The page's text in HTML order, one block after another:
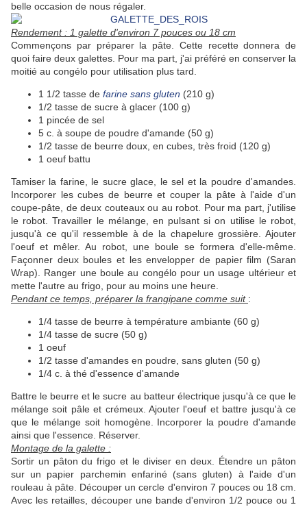
belle occasion de nous régaler.
Rendement : 1 galette d'environ 7 pouces ou 18 cm
Commençons par préparer la pâte. Cette recette donnera de
quoi faire deux galettes. Pour ma part, j'ai préféré en conserver la
moitié au congélo pour utilisation plus tard.
1 1/2 tasse de farine sans gluten (210 g)
1/2 tasse de sucre à glacer (100 g)
1 pincée de sel
5 c. à soupe de poudre d'amande (50 g)
1/2 tasse de beurre doux, en cubes, très froid (120 g)
1 oeuf battu
Tamiser la farine, le sucre glace, le sel et la poudre d'amandes.
Incorporer les cubes de beurre et couper la pâte à l'aide d'un
coupe-pâte, de deux couteaux ou au robot. Pour ma part, j'utilise
le robot. Travailler le mélange, en pulsant si on utilise le robot,
jusqu'à ce qu'il ressemble à de la chapelure grossière. Ajouter
l'oeuf et mêler. Au robot, une boule se formera d'elle-même.
Façonner deux boules et les envelopper de papier film (Saran
Wrap). Ranger une boule au congélo pour un usage ultérieur et
mette l'autre au frigo, pour au moins une heure.
Pendant ce temps, préparer la frangipane comme suit :
1/4 tasse de beurre à température ambiante (60 g)
1/4 tasse de sucre (50 g)
1 oeuf
1/2 tasse d'amandes en poudre, sans gluten (50 g)
1/4 c. à thé d'essence d'amande
Battre le beurre et le sucre au batteur électrique jusqu'à ce que le
mélange soit pâle et crémeux. Ajouter l'oeuf et battre jusqu'à ce
que le mélange soit homogène. Incorporer la poudre d'amande
ainsi que l'essence. Réserver.
Montage de la galette :
Sortir un pâton du frigo et le diviser en deux. Étendre un pâton
sur un papier parchemin enfariné (sans gluten) à l'aide d'un
rouleau à pâte. Découper un cercle d'environ 7 pouces ou 18 cm.
Avec les retailles, découper une bande d'environ 1/2 pouce ou 1